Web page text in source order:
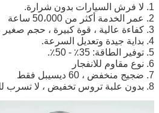
1. لا فرش السيارات بدون شرارة.
2. عمر الخدمة أكثر من 50،000 ساعة
3. كفاءة عالية ، قوة كبيرة ، حجم صغير ، وخفيفة الوزن.
4. بداية جيدة وتعديل السرعة.
5. توفير الطاقة: 35٪ - 50٪.
6. نوع مقاوم للانفجار
7. ضجيج منخفض ، 60 ديسيبل فقط
8. بدون علبة تروس تخفيض ، لا تسرب للزيت ، لا تكاليف صيانة